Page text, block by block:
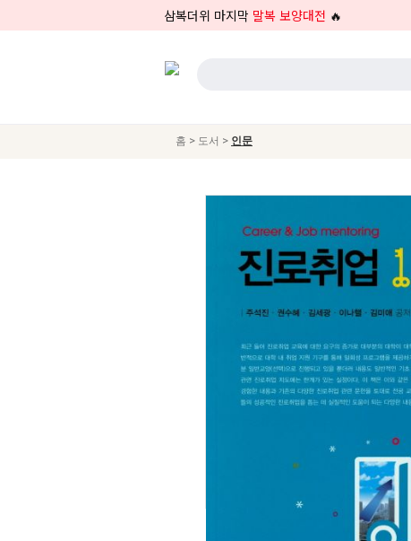
삼복더위 마지막 말복 보양대전 🔥
홈 > 도서 > 인문